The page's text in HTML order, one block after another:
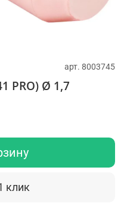
арт. 8003745
PRO) Ø 1,7
клик